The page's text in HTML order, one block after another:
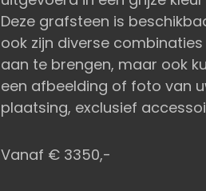
Deze grafsteen is
ook zijn diverse
aan te brengen, maar ook
een afbeelding of foto van
plaatsing, exclusief
Vanaf € 3350,-